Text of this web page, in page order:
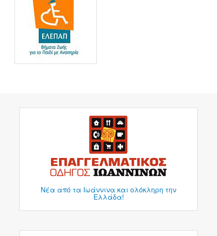
Νέα από τα Ιωάννινα και ολόκληρη την
Ελλάδα!